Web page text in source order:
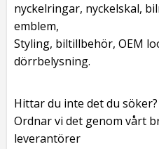
nyckelringar, nyckelskal,
emblem,
Styling, biltillbehör, OEM
dörrbelysning.
Hittar du inte det du
Ordnar vi det genom vårt
leverantörer